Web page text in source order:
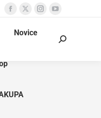
Facebook
X
Instagram
opens
YouTube
opens
Novice
Search: